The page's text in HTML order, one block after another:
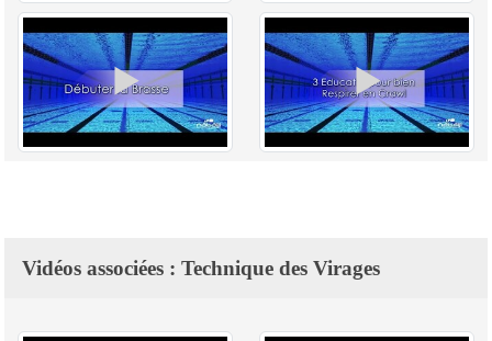
Vidéos associées : Technique des Virages